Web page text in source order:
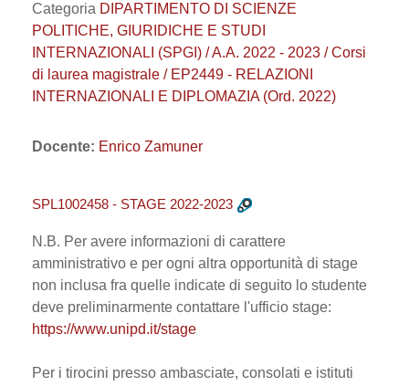
Categoria DIPARTIMENTO DI SCIENZE
POLITICHE, GIURIDICHE E STUDI
INTERNAZIONALI (SPGI) / A.A. 2022 - 2023 / Corsi
di laurea magistrale / EP2449 - RELAZIONI
INTERNAZIONALI E DIPLOMAZIA (Ord. 2022)
Docente: Enrico Zamuner
SPL1002458 - STAGE 2022-2023
N.B. Per avere informazioni di carattere
amministrativo e per ogni altra opportunità di stage
non inclusa fra quelle indicate di seguito lo studente
deve preliminarmente contattare l'ufficio stage:
https://www.unipd.it/stage
Per i tirocini presso ambasciate, consolati e istituti